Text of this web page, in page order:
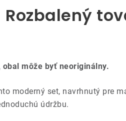
môže byť neoriginálny.
moderný set, navrhnutý pre
údržbu.